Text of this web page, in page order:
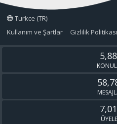
Turkce (TR)
Kullanım ve Şartlar
Gizlilik Politikası